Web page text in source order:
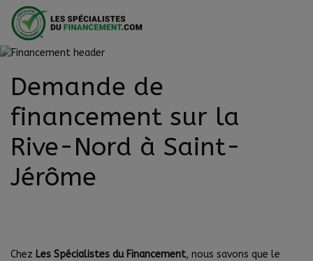
Demande de
financement sur la
Rive-Nord à Saint-
Jérôme
Chez Les Spécialistes du Financement, nous savons que le